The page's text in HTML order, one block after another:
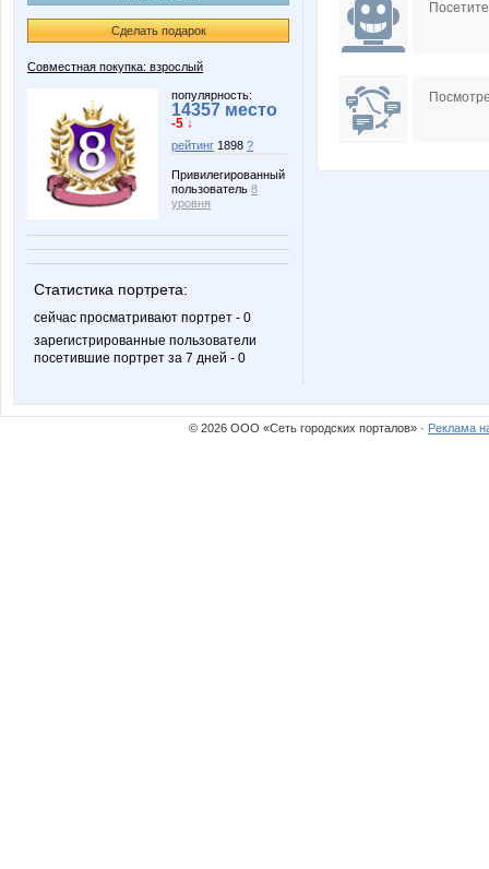
Сделать подарок
Совместная покупка: взрослый
популярность:
14357 место
-5 ↓
рейтинг 1898 ?
Привилегированный
пользователь 8
уровня
Статистика портрета:
сейчас просматривают портрет - 0
зарегистрированные пользователи
посетившие портрет за 7 дней - 0
Juf Julia17
© 2026 ООО «Сеть городских порталов» · Реклама